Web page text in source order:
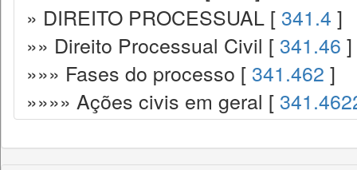
» DIREITO PROCESSUAL [ 341.4 ]
»» Direito Processual Civil [ 341.46 ]
»»» Fases do processo [ 341.462 ]
»»»» Ações civis em geral [